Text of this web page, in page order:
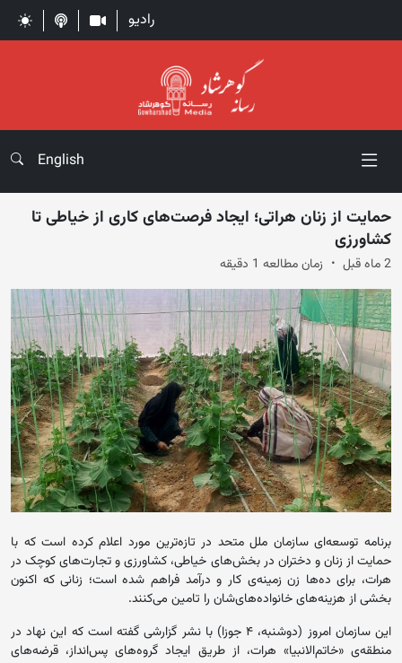
رادیو
English
حمایت از زنان هراتی؛ ایجاد فرصت‌های کاری از خیاطی تا
کشاورزی
2 ماه قبل زمان مطالعه 1 دقیقه
برنامه‌ توسعه‌ای سازمان ملل متحد در تازه‌ترین مورد اعلام کرده است که با
حمایت از زنان و دختران در بخش‌های خیاطی، کشاورزی و تجارت‌های کوچک در
هرات، برای ده‌ها زن زمینه‌ی کار و درآمد فراهم شده است؛ زنانی که اکنون
بخشی از هزینه‌های خانواده‌های‌شان را تامین می‌کنند.
این سازمان امروز (دوشنبه، ۴ جوزا) با نشر گزارشی گفته است که این نهاد در
منطقه‌ی «خاتم‌الانبیا» هرات، از طریق ایجاد گروه‌های پس‌انداز، قرضه‌های